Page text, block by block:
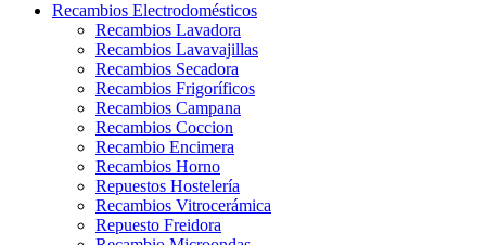
Recambios Electrodomésticos
Recambios Lavadora
Recambios Lavavajillas
Recambios Secadora
Recambios Frigoríficos
Recambios Campana
Recambios Coccion
Recambio Encimera
Recambios Horno
Repuestos Hostelería
Recambios Vitrocerámica
Repuesto Freidora